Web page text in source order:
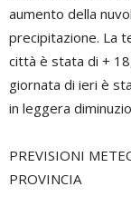
aumento della
precipitazione. La
città è stata di +
giornata di ieri è
in leggera
PREVISIONI
PROVINCIA